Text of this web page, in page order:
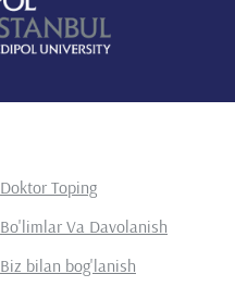
Doktor Toping
Bo'limlar Va Davolanish
Biz bilan bog'lanish